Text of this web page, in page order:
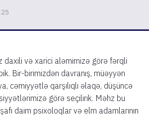
daxili və xarici aləmimizə görə fərqli
Bir-birimizdən davranış, müəyyən
cəmiyyətlə qarşılıqlı əlaqə, düşüncə
görə seçilirik. Məhz bu
daim psixoloqlar və elm adamlarının